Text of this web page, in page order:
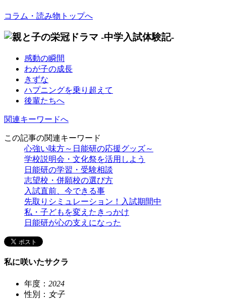
コラム・読み物トップへ
感動の瞬間
わが子の成長
きずな
ハプニングを乗り超えて
後輩たちへ
関連キーワードへ
この記事の関連キーワード
心強い味方～日能研の応援グッズ～
学校説明会・文化祭を活用しよう
日能研の学習・受験相談
志望校・併願校の選び方
入試直前、今できる事
先取りシミュレーション！入試期間中
私・子どもを変えたきっかけ
日能研が心の支えになった
私に咲いたサクラ
年度： 2024
性別： 女子